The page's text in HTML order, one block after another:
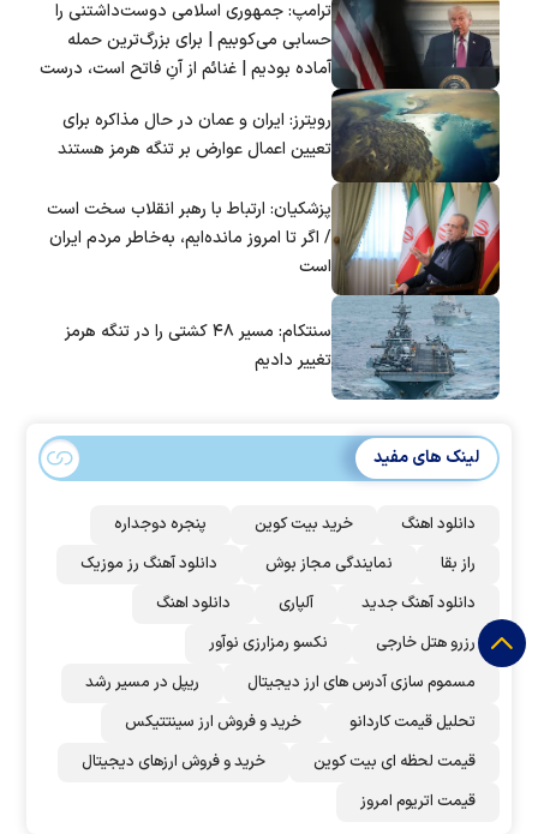
ترامپ: جمهوری اسلامی دوست‌داشتنی را
حسابی می‌کوبیم | برای بزرگ‌ترین حمله
آماده بودیم | غنائم از آنِ فاتح است، درست
رویترز: ایران و عمان در حال مذاکره برای
تعیین اعمال عوارض بر تنگه هرمز هستند
پزشکیان: ارتباط با رهبر انقلاب سخت است
/ اگر تا امروز مانده‌ایم، به‌خاطر مردم ایران
است
سنتکام: مسیر ۴۸ کشتی را در تنگه هرمز
تغییر دادیم
لینک های مفید
دانلود اهنگ خرید بیت کوین
پنجره دوجداره
راز بقا
نمایندگی مجاز بوش
دانلود آهنگ رز‌ موزیک
دانلود آهنگ جدید
آلپاری
دانلود اهنگ
رزرو هتل خارجی
نکسو رمزارزی نوآور
مسموم سازی آدرس های ارز دیجیتال
ریپل در مسیر رشد
تحلیل قیمت کاردانو
خرید و فروش ارز سینتتیکس
قیمت لحظه ای بیت کوین
خرید و فروش ارزهای دیجیتال
قیمت اتریوم امروز